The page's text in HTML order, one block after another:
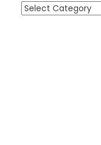
Danh mục